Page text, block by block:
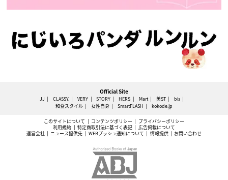
Official Site
JJ CLASSY. VERY STORY HERS Mart 美ST
bis
和食スタイル
女性自身 SmartFLASH kokode.jp
このサイトについて コンテンツポリシー
プライバシーポリシー
利用規約
特定商取引法に基づく表記
広告掲載について
運営会社
ニュース提供先 WEBプッシュ通知について 情報提供 お問い合わせ